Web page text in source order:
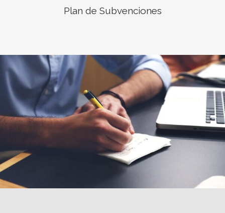
Plan de Subvenciones